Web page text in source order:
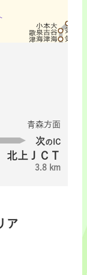
青森方面
次のIC
北上ＪＣＴ
3.8 km
ア